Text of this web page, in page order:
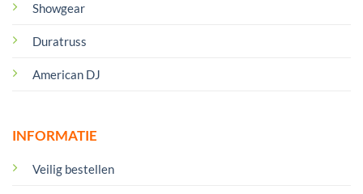
Showgear
Duratruss
American DJ
INFORMATIE
Veilig bestellen